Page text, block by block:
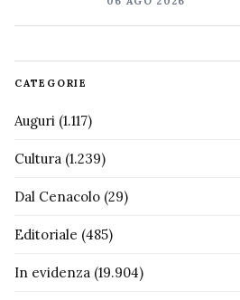
CATEGORIE
Auguri (1.117)
Cultura (1.239)
Dal Cenacolo (29)
Editoriale (485)
In evidenza (19.904)